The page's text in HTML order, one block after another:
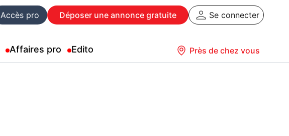
Accès pro Déposer une annonce gratuite Se connecter
Affaires pro Edito Près de chez vous